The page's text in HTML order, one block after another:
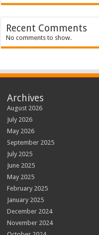
Recent Comments
No comments to show.
Archives
August 2026
July 2026
May 2026
September 2025
July 2025
June 2025
May 2025
February 2025
January 2025
December 2024
November 2024